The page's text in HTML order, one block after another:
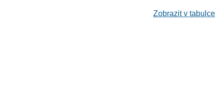
Zobrazit v tabulce